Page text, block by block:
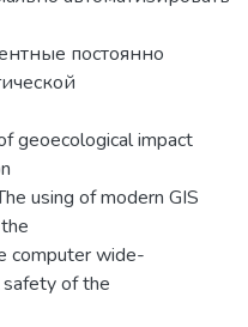
постоянно
geoecological impact
using of modern GIS
computer wide-
of the